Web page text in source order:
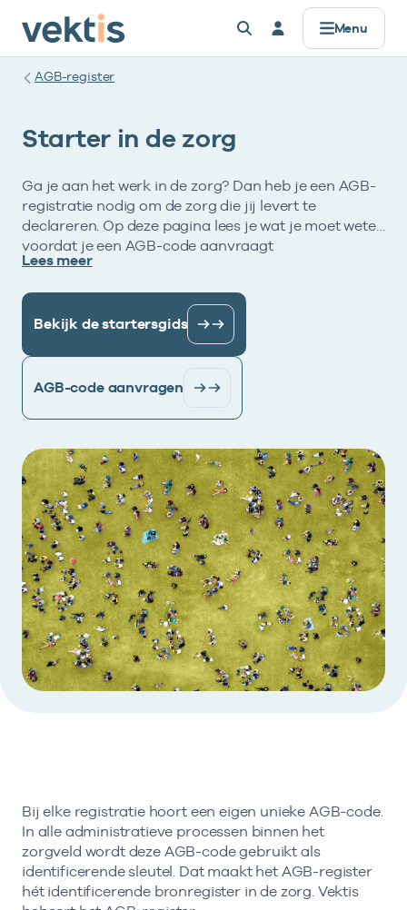
Menu
AGB-register
Starter in de zorg
Ga je aan het werk in de zorg? Dan heb je een AGB-
registratie nodig om de zorg die jij levert te
declareren. Op deze pagina lees je wat je moet weten
voordat je een AGB-code aanvraagt
Lees meer
Bekijk de startersgids
AGB-code aanvragen
Bij elke registratie hoort een eigen unieke AGB-code.
In alle administratieve processen binnen het
zorgveld wordt deze AGB-code gebruikt als
identificerende sleutel. Dat maakt het AGB-register
hét identificerende bronregister in de zorg. Vektis